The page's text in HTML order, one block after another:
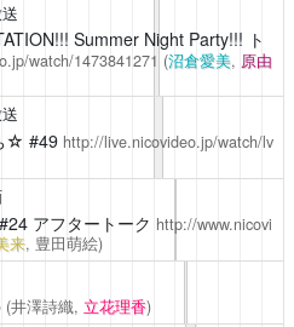
Summer Night Party!!! ト
watch/1473841271 (沼倉愛美, 原由
☆ #49 http://live.nicovideo.jp/watch/lv
#24 アフタートーク http://www.nicovi
来, 豊田萌絵)
(井澤詩織, 立花理香)